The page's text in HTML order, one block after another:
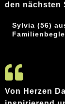
den nächsten
Sylvia (56)
Von Herzen